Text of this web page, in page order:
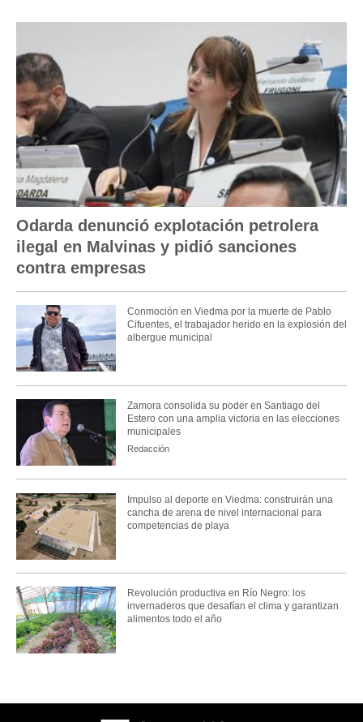
Odarda denunció explotación petrolera
ilegal en Malvinas y pidió sanciones
contra empresas
Conmoción en Viedma por la muerte de Pablo
Cifuentes, el trabajador herido en la explosión del
albergue municipal
Zamora consolida su poder en Santiago del
Estero con una amplia victoria en las elecciones
municipales
Redacción
Impulso al deporte en Viedma: construirán una
cancha de arena de nivel internacional para
competencias de playa
Revolución productiva en Río Negro: los
invernaderos que desafían el clima y garantizan
alimentos todo el año